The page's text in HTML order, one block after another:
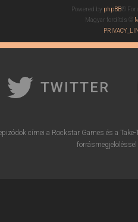
Powered by phpBB®
Magyar fordítás ©
TWITTER
címei a Rockstar Games és a